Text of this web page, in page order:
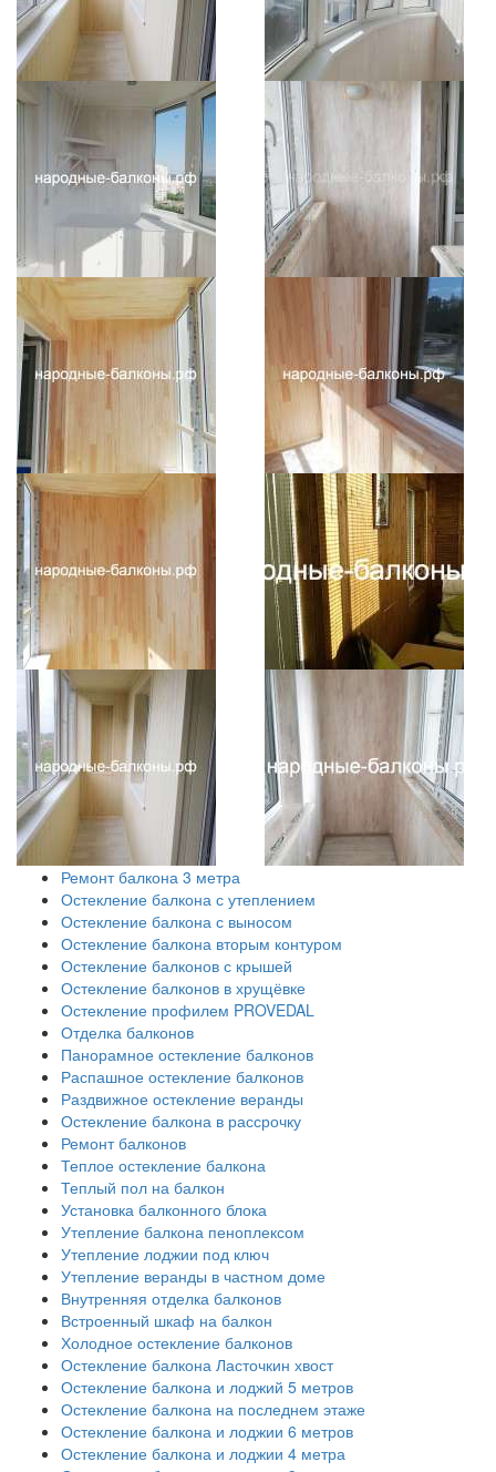
Ремонт балкона 3 метра
Остекление балкона с утеплением
Остекление балкона с выносом
Остекление балкона вторым контуром
Остекление балконов с крышей
Остекление балконов в хрущёвке
Остекление профилем PROVEDAL
Отделка балконов
Панорамное остекление балконов
Распашное остекление балконов
Раздвижное остекление веранды
Остекление балкона в рассрочку
Ремонт балконов
Теплое остекление балкона
Теплый пол на балкон
Установка балконного блока
Утепление балкона пеноплексом
Утепление лоджии под ключ
Утепление веранды в частном доме
Внутренняя отделка балконов
Встроенный шкаф на балкон
Холодное остекление балконов
Остекление балкона Ласточкин хвост
Остекление балкона и лоджий 5 метров
Остекление балкона на последнем этаже
Остекление балкона и лоджии 6 метров
Остекление балкона и лоджии 4 метра